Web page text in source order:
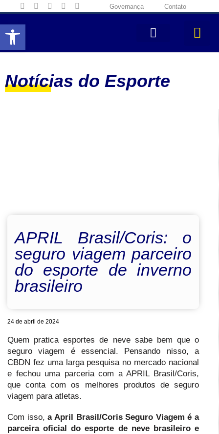
Abrir a barra de ferramentas
Governança Contato
Notícias do Esporte
APRIL Brasil/Coris: o
seguro viagem parceiro
do esporte de inverno
brasileiro
24 de abril de 2024
Quem pratica esportes de neve sabe bem que o
seguro viagem é essencial. Pensando nisso, a
CBDN fez uma larga pesquisa no mercado nacional
e fechou uma parceria com a APRIL Brasil/Coris,
que conta com os melhores produtos de seguro
viagem para atletas.
Com isso,a April Brasil/Coris Seguro Viagem é a
parceira oficial do esporte de neve brasileiro e